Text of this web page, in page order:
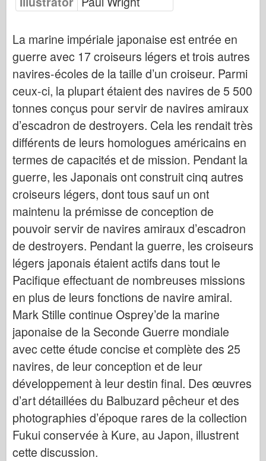
Bronco
Dnepromodel Dnepromodel
Dragon
Eduard
Modèle E.T.
Moules fins
Forces de bravoure
FriulModel FriulModel
Hasegawa
Heller
HobbyBoss
Modèles IBG
Icm
Italeri
Légende
Modèle Meng
Tamiya
Tristar
Trompettiste
Zvezda
Albums-Photos
Se promener
La marine impériale japonaise est entrée en
guerre avec 17 croiseurs légers et trois autres
navires-écoles de la taille d’un croiseur. Parmi
ceux-ci, la plupart étaient des navires de 5 500
tonnes conçus pour servir de navires amiraux
d’escadron de destroyers. Cela les rendait très
différents de leurs homologues américains en
termes de capacités et de mission. Pendant la
guerre, les Japonais ont construit cinq autres
croiseurs légers, dont tous sauf un ont
maintenu la prémisse de conception de
pouvoir servir de navires amiraux d’escadron
de destroyers. Pendant la guerre, les croiseurs
légers japonais étaient actifs dans tout le
Pacifique effectuant de nombreuses missions
en plus de leurs fonctions de navire amiral.
Mark Stille continue Osprey’de la marine
japonaise de la Seconde Guerre mondiale
avec cette étude concise et complète des 25
navires, de leur conception et de leur
développement à leur destin final. Des œuvres
d’art détaillées du Balbuzard pêcheur et des
photographies d’époque rares de la collection
Fukui conservée à Kure, au Japon, illustrent
cette discussion.